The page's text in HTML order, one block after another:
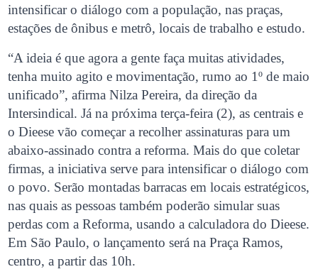
intensificar o diálogo com a população, nas praças,
estações de ônibus e metrô, locais de trabalho e estudo.
“A ideia é que agora a gente faça muitas atividades,
tenha muito agito e movimentação, rumo ao 1º de maio
unificado”, afirma Nilza Pereira, da direção da
Intersindical. Já na próxima terça-feira (2), as centrais e
o Dieese vão começar a recolher assinaturas para um
abaixo-assinado contra a reforma. Mais do que coletar
firmas, a iniciativa serve para intensificar o diálogo com
o povo. Serão montadas barracas em locais estratégicos,
nas quais as pessoas também poderão simular suas
perdas com a Reforma, usando a calculadora do Dieese.
Em São Paulo, o lançamento será na Praça Ramos,
centro, a partir das 10h.